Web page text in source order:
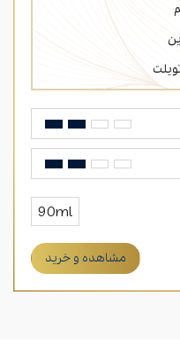
90ml
مشاهده و خرید